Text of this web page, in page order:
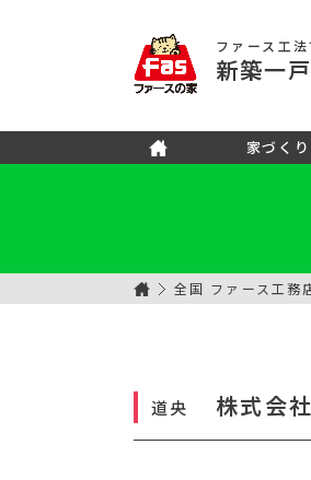
ファース工
新築一
家づくり
全国 ファース工務
道央 株式会